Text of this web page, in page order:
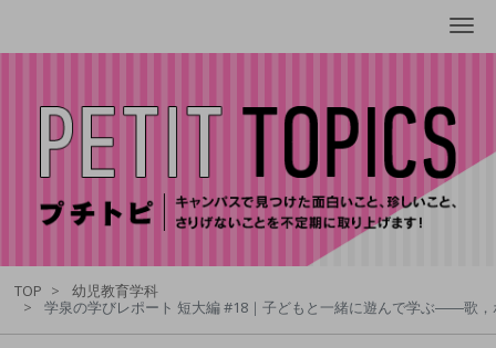
TOP
幼児教育学科
学泉の学びレポート 短大編 #18｜子どもと一緒に遊んで学ぶ――歌